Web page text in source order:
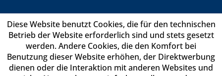
Diese Website benutzt Cookies, die für den technischen
Betrieb der Website erforderlich sind und stets gesetzt
werden. Andere Cookies, die den Komfort bei
Benutzung dieser Website erhöhen, der Direktwerbung
dienen oder die Interaktion mit anderen Websites und